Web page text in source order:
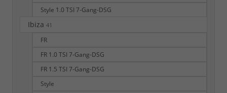
Style 1.0 TSI 7-Gang-DSG
Ibiza 41
FR
FR 1.0 TSI 7-Gang-DSG
FR 1.5 TSI 7-Gang-DSG
Style